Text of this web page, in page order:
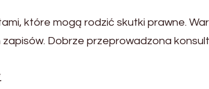
które mogą rodzić skutki prawne.
Dobrze przeprowadzona